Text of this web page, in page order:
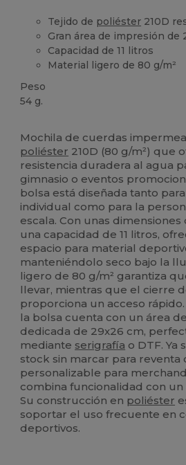
Tejido de poliéster 210D
Gran área de impresión de
Capacidad de 11 litros
Material ligero de 80 g/m²
Peso
54 g.
Mochila de cuerdas
poliéster 210D (80 g/m²) que
resistencia duradera al agua
gimnasio o eventos
bolsa está diseñada tanto
individual como para la
escala. Con unas dimensiones
una capacidad de 11 litros,
espacio para material
manteniéndolo seco bajo la
ligero de 80 g/m² garantiza
llevar, mientras que el cierre
proporciona un acceso
la bolsa cuenta con un área
dedicada de 29x26 cm,
mediante serigrafía o DTF. Ya
stock sin marcar para reventa
personalizable para
combina funcionalidad con
Su construcción en poliéster
soportar el uso frecuente en
deportivos.